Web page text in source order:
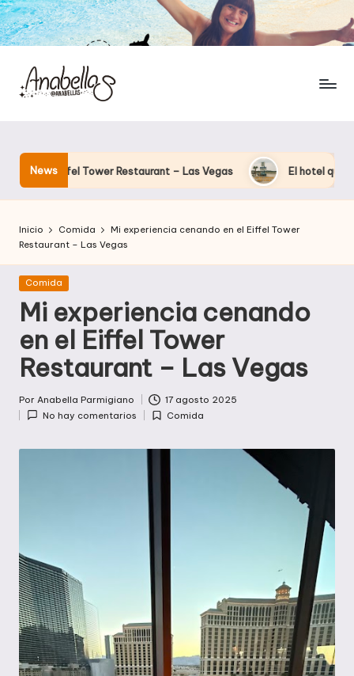
News
Restaurant – Las Vegas El hotel que Disney uso como
Inicio Comida
Mi experiencia cenando en el Eiffel Tower
Restaurant – Las Vegas
Publicada
Comida
Mi experiencia cenando
en el Eiffel Tower
Restaurant – Las Vegas
Publicado
por
Por Anabella Parmigiano
17 agosto 2025
No hay comentarios
Publicada
Comida